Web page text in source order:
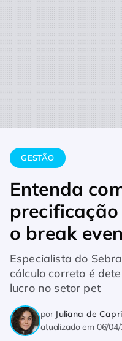
Home Gestão
GESTÃO
Entenda
o break even
Especialista do
cálculo correto é
lucro no setor pet
por Juliana de
atualizado em 06/